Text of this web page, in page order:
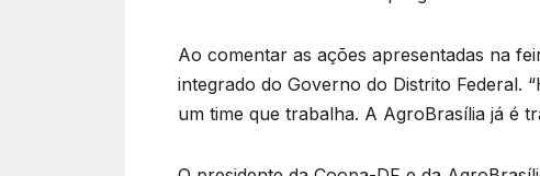
Ao comentar as ações apresentadas na
integrado do Governo do Distrito Federal.
um time que trabalha. A AgroBrasília já é